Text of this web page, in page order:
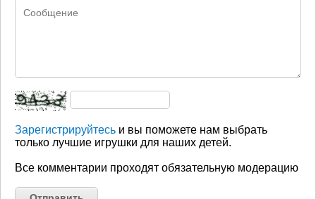
Зарегистрируйтесь и вы поможете нам выбрать
только лучшие игрушки для наших детей.
Все комментарии проходят обязательную модерацию